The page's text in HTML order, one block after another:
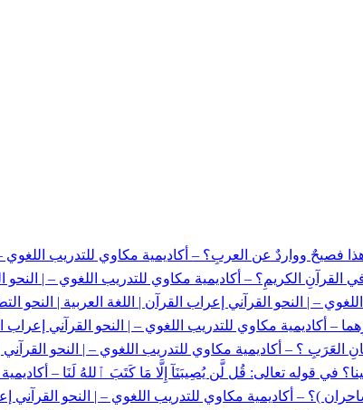
فصيحٌ وواردٌ عن العربِ؟ – أكاديمية مكاوي للتدريب اللغوي
الكريمِ؟ – أكاديمية مكاوي للتدريب اللغوي – | النحو
– | النحو القرآني إعراب القرآن | اللغة العربية | النحو
– أكاديمية مكاوي للتدريب اللغوي – | النحو القرآني إعراب
؟ – أكاديمية مكاوي للتدريب اللغوي – | النحو القرآني
في قوله تعالى: قُل لَّن يُصِيبَنَآ إِلَّا مَا كَتَبَ ٱللهُ لَنَا –
– أكاديمية مكاوي للتدريب اللغوي – | النحو القرآني